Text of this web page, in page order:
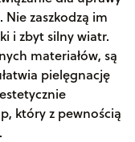
zaszkodzą im
i zbyt silny wiatr.
materiałów, są
pielęgnację
który z pewnością